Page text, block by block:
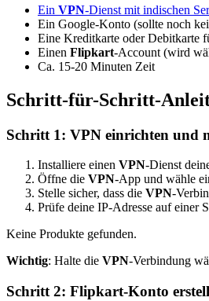
Ein VPN-Dienst mit indischen
Ein Google-Konto (sollte noch
Eine Kreditkarte oder Debitkarte
Einen Flipkart-Account (wird
Ca. 15-20 Minuten Zeit
Schritt-für-Schritt-
Schritt 1: VPN einrichten und
Installiere einen VPN-Dienst
Öffne die VPN-App und wähle
Stelle sicher, dass die VPN-
Prüfe deine IP-Adresse auf einer
Keine Produkte gefunden.
Wichtig: Halte die VPN-Verbindung
Schritt 2: Flipkart-Konto